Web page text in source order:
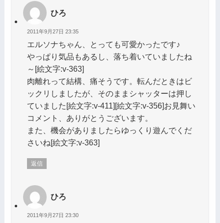
ひろ
2011年9月27日 23:35
エルソナちゃん、とっても可愛かったです♪
やっぱり気品もあるし、落ち着いていましたね
～[絵文字:v-363]
肉離れって結構、痛そうです。転んだときはビ
ックリしましたが、そのままシャッターは押し
ていました[絵文字:v-411][絵文字:v-356]お見舞い
コメント、ありがとうございます。
また、機会がありましたらゆっくり遊んでくだ
さいね[絵文字:v-363]
返信
ひろ
2011年9月27日 23:30